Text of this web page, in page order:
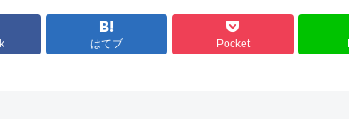
はてブ Pocket